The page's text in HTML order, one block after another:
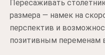
Пересаживать
размера — намек на
перспектив и
позитивным переменам